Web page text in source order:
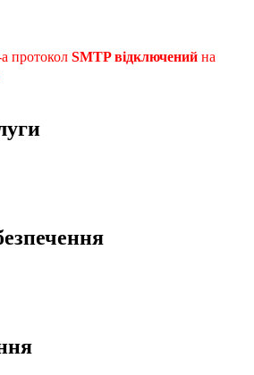
протокол SMTP відключений на